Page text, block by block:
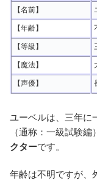
【名前】
【年齢】
【等級】
【魔法】
【声優】
ユーベルは、三年に
（通称：一級試験編
クターです。
年齢は不明ですが、